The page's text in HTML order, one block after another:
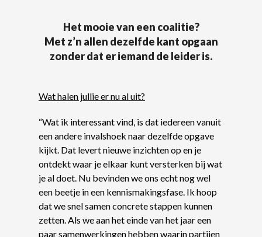
Het mooie van een coalitie?
Met z’n allen dezelfde kant opgaan
zonder dat er iemand de leider is.
Wat halen jullie er nu al uit?
“Wat ik interessant vind, is dat iedereen vanuit
een andere invalshoek naar dezelfde opgave
kijkt. Dat levert nieuwe inzichten op en je
ontdekt waar je elkaar kunt versterken bij wat
je al doet. Nu bevinden we ons echt nog wel
een beetje in een kennismakingsfase. Ik hoop
dat we snel samen concrete stappen kunnen
zetten. Als we aan het einde van het jaar een
paar samenwerkingen hebben waarin partijen